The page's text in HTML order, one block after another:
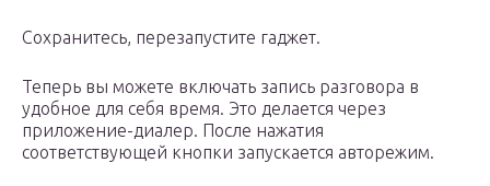
Сохранитесь, перезапустите гаджет.
Теперь вы можете включать запись разговора в
удобное для себя время. Это делается через
приложение-диалер. После нажатия
соответствующей кнопки запускается авторежим.